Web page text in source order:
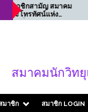
ครบร
สมาคมนักวิท
มาชิก สมาชิก LOGIN